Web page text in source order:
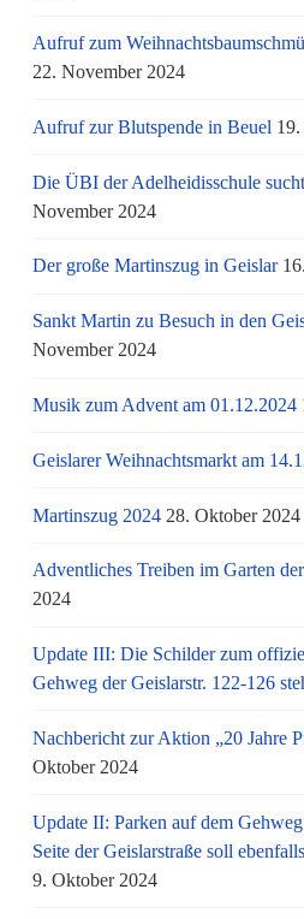
Aufruf zum
22. November 2024
Aufruf zur Blutspende in Beuel
Die ÜBI der Adelheidisschule
November 2024
Der große Martinszug in Geislar
Sankt Martin zu Besuch in den
November 2024
Musik zum Advent am 01.12.2024
Geislarer Weihnachtsmarkt am
Martinszug 2024 28. Oktober 2024
Adventliches Treiben im Garten
2024
Update III: Die Schilder zum
Gehweg der Geislarstr. 122-126
Nachbericht zur Aktion „20 Jahre
Oktober 2024
Update II: Parken auf dem
Seite der Geislarstraße soll
9. Oktober 2024